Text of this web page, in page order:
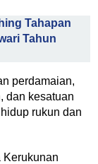
Tahapan
Tahun
perdamaian,
dan kesatuan
rukun dan
Kerukunan